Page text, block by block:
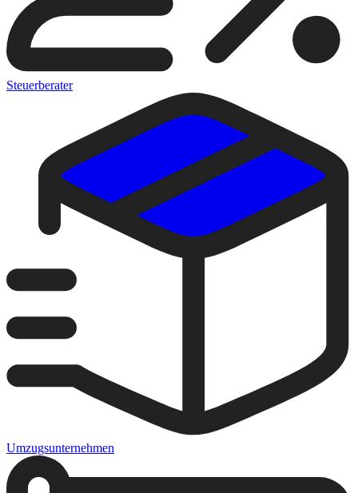
Steuerberater
Umzugsunternehmen